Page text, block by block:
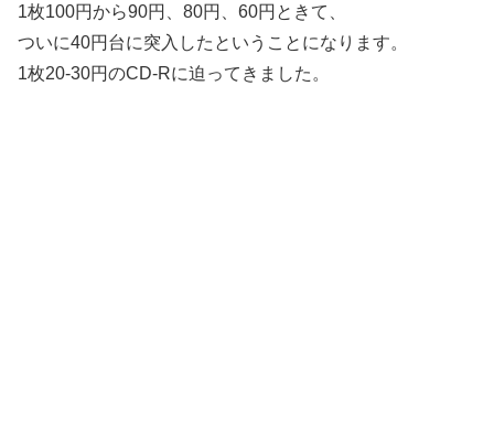
1枚100円から90円、80円、60円ときて、
ついに40円台に突入したということになります。
1枚20-30円のCD-Rに迫ってきました。